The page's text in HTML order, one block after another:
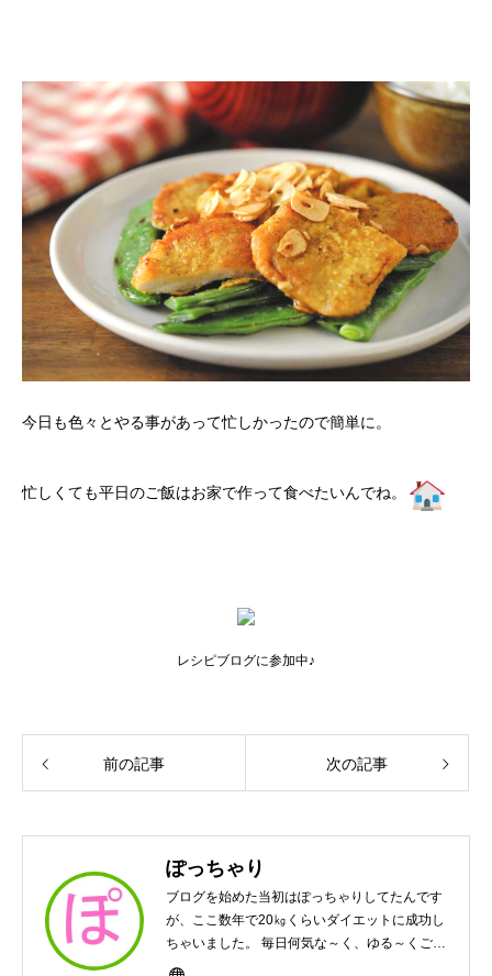
今日も色々とやる事があって忙しかったので簡単に。
忙しくても平日のご飯はお家で作って食べたいんでね。
レシピブログに参加中♪
前の記事 次の記事
ぽっちゃり
ブログを始めた当初はぽっちゃりしてたんです
が、ここ数年で20㎏くらいダイエットに成功し
ちゃいました。 毎日何気な～く、ゆる～くご飯
作ってますんで、ゆる～い感じで見て頂けたら